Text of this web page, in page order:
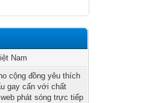
Nam
cộng đồng yêu thích
gay cấn với chất
phát sóng trực tiếp